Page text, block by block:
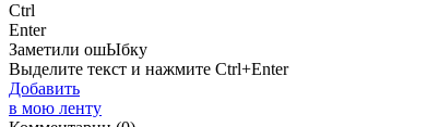
Ctrl
Enter
Заметили ошЫбку
Выделите текст и нажмите Ctrl+Enter
Добавить
в мою ленту